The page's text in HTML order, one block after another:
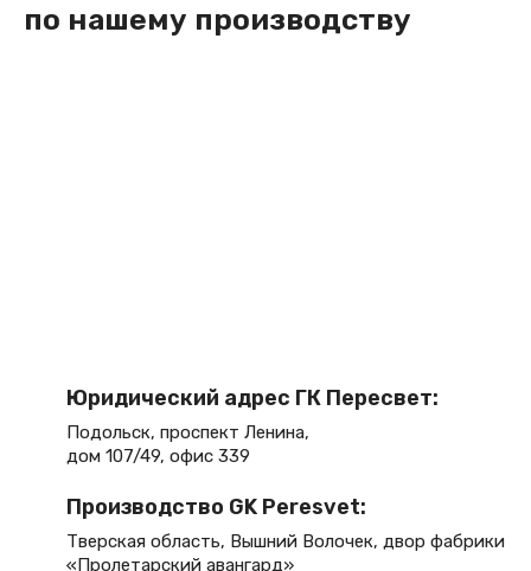
по нашему производству
Юридический адрес ГК Пересвет:
Подольск, проспект Ленина,
дом 107/49, офис 339
Производство GK Peresvet:
Тверская область, Вышний Волочек, двор фабрики
«Пролетарский авангард»